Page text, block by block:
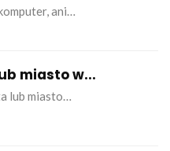
ani…
miasto w...
lub miasto…